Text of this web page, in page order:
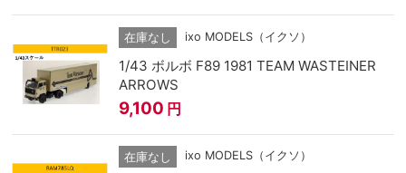
在庫なし ixo MODELS（イクソ）
1/43 ボルボ F89 1981 TEAM WASTEINER
ARROWS
9,100 円
在庫なし ixo MODELS（イクソ）